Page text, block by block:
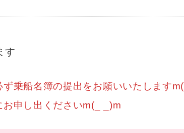
す
乗船名簿の提出をお願いいたします
申し出くださいm(_ _)m